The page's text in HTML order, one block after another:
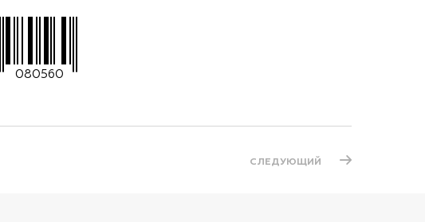
080560
СЛЕДУЮЩИЙ